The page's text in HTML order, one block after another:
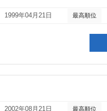
1999年04月21日 最高順位
2002年08月21日 最高順位